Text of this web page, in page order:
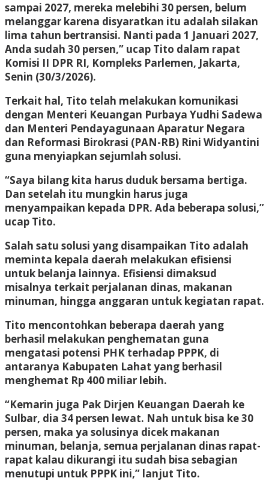
sampai 2027, mereka melebihi 30 persen, belum
melanggar karena disyaratkan itu adalah silakan
lima tahun bertransisi. Nanti pada 1 Januari 2027,
Anda sudah 30 persen,” ucap Tito dalam rapat
Komisi II DPR RI, Kompleks Parlemen, Jakarta,
Senin (30/3/2026).
Terkait hal, Tito telah melakukan komunikasi
dengan Menteri Keuangan Purbaya Yudhi Sadewa
dan Menteri Pendayagunaan Aparatur Negara
dan Reformasi Birokrasi (PAN-RB) Rini Widyantini
guna menyiapkan sejumlah solusi.
“Saya bilang kita harus duduk bersama bertiga.
Dan setelah itu mungkin harus juga
menyampaikan kepada DPR. Ada beberapa solusi,”
ucap Tito.
Salah satu solusi yang disampaikan Tito adalah
meminta kepala daerah melakukan efisiensi
untuk belanja lainnya. Efisiensi dimaksud
misalnya terkait perjalanan dinas, makanan
minuman, hingga anggaran untuk kegiatan rapat.
Tito mencontohkan beberapa daerah yang
berhasil melakukan penghematan guna
mengatasi potensi PHK terhadap PPPK, di
antaranya Kabupaten Lahat yang berhasil
menghemat Rp 400 miliar lebih.
“Kemarin juga Pak Dirjen Keuangan Daerah ke
Sulbar, dia 34 persen lewat. Nah untuk bisa ke 30
persen, maka ya solusinya dicek makanan
minuman, belanja, semua perjalanan dinas rapat-
rapat kalau dikurangi itu sudah bisa sebagian
menutupi untuk PPPK ini,” lanjut Tito.